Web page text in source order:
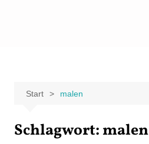
Start malen
Schlagwort:malen